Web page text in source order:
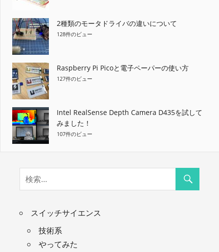
2種類のモータドライバの違いについて
128件のビュー
Raspberry Pi Picoと電子ペーパーの使い方
127件のビュー
Intel RealSense Depth Camera D435を試して
みました！
107件のビュー
スイッチサイエンス
技術系
やってみた